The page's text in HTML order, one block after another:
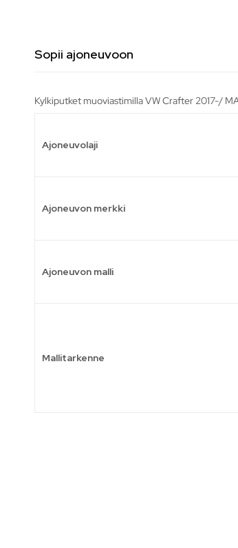
Sopii ajoneuvoon
Kylkiputket muoviastimilla VW Crafter 2017-/
Ajoneuvolaji
Ajoneuvon merkki
Ajoneuvon malli
Mallitarkenne